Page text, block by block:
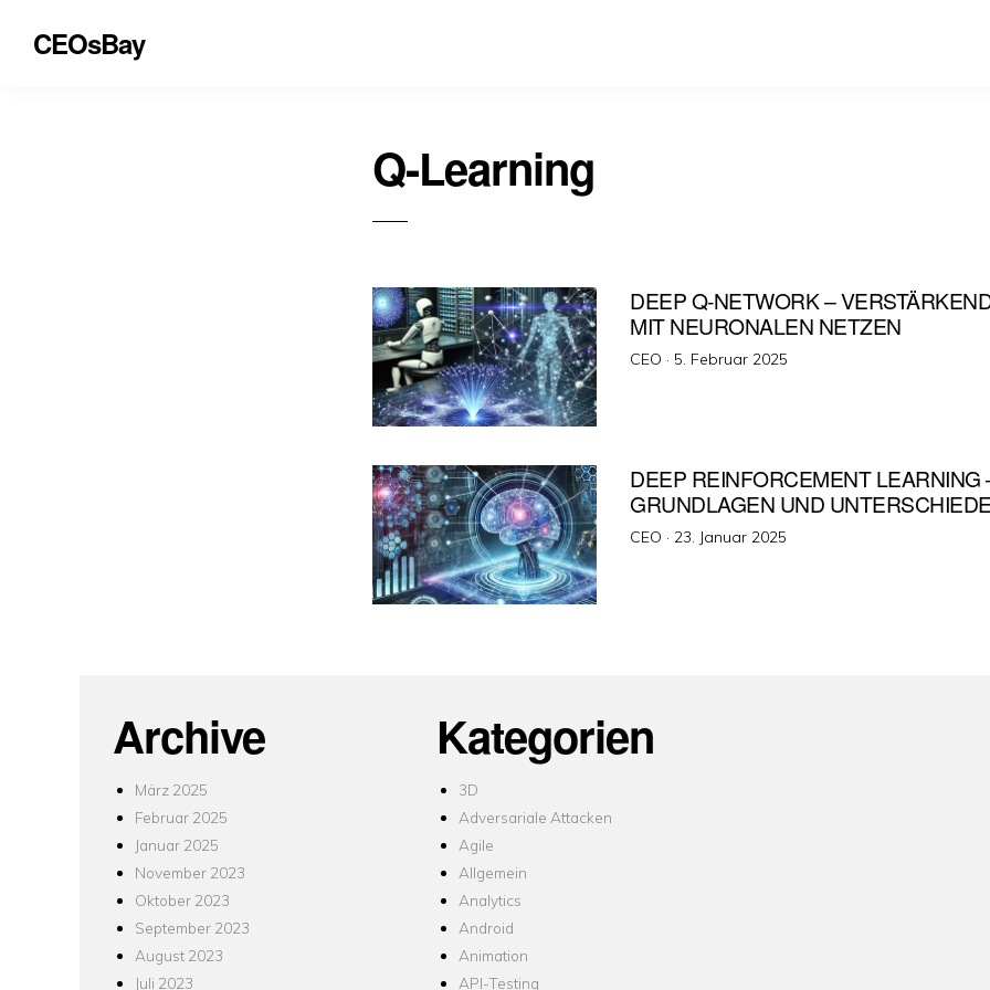
CEOsBay
Q-Learning
DEEP Q-NETWORK –
MIT NEURONALEN NETZEN
CEO · Veröffentlicht
5. Februar 2025
DEEP REINFORCEMENT LEARNING
GRUNDLAGEN UND
CEO · Veröffentlicht
23. Januar 2025
Archive
März 2025
Februar 2025
Januar 2025
November 2023
Oktober 2023
September 2023
August 2023
Juli 2023
Kategorien
3D
Adversariale Attacken
Agile
Allgemein
Analytics
Android
Animation
API-Testing